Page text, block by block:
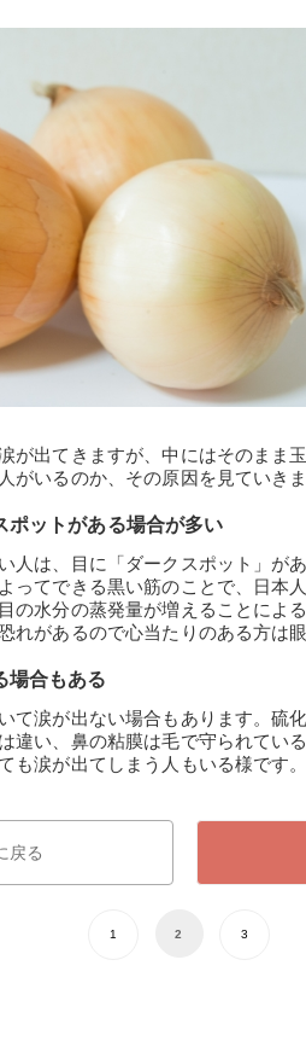
が出てきますが、中にはそのまま
がいるのか、その原因を見ていきま
ポットがある場合が多い
人は、目に「ダークスポット」が
ってできる黒い筋のことで、日本
の水分の蒸発量が増えることによ
れがあるので心当たりのある方は
場合もある
て涙が出ない場合もあります。硫
違い、鼻の粘膜は毛で守られてい
も涙が出てしまう人もいる様です。
戻る
1 2 3